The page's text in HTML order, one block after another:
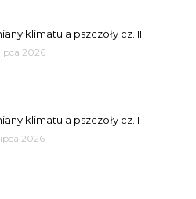
klimatu a pszczoły cz. II
2026
klimatu a pszczoły cz. I
2026